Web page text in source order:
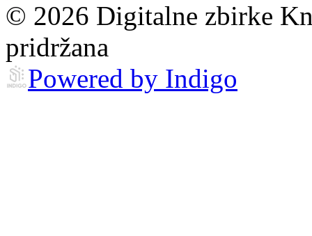
© 2026 Digitalne zbirke
pridržana
Powered by Indigo